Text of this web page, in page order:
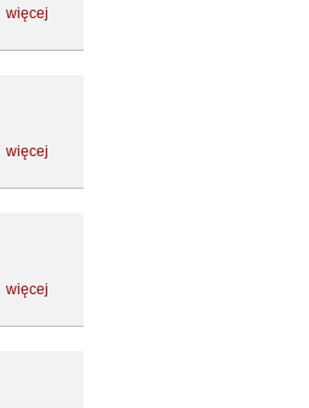
więcej
więcej
więcej